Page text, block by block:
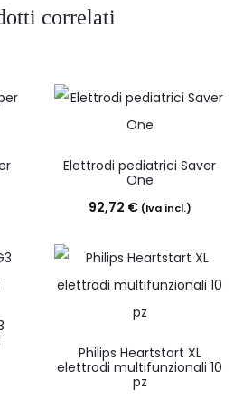
correlati
Elettrodi pediatrici Saver
One
92,72 € (Iva incl.)
Philips Heartstart XL
elettrodi multifunzionali 10
pz